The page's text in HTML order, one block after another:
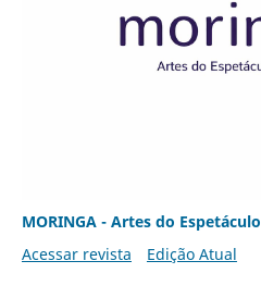
MORINGA - Artes do Espetáculo
Acessar revista
Edição Atual